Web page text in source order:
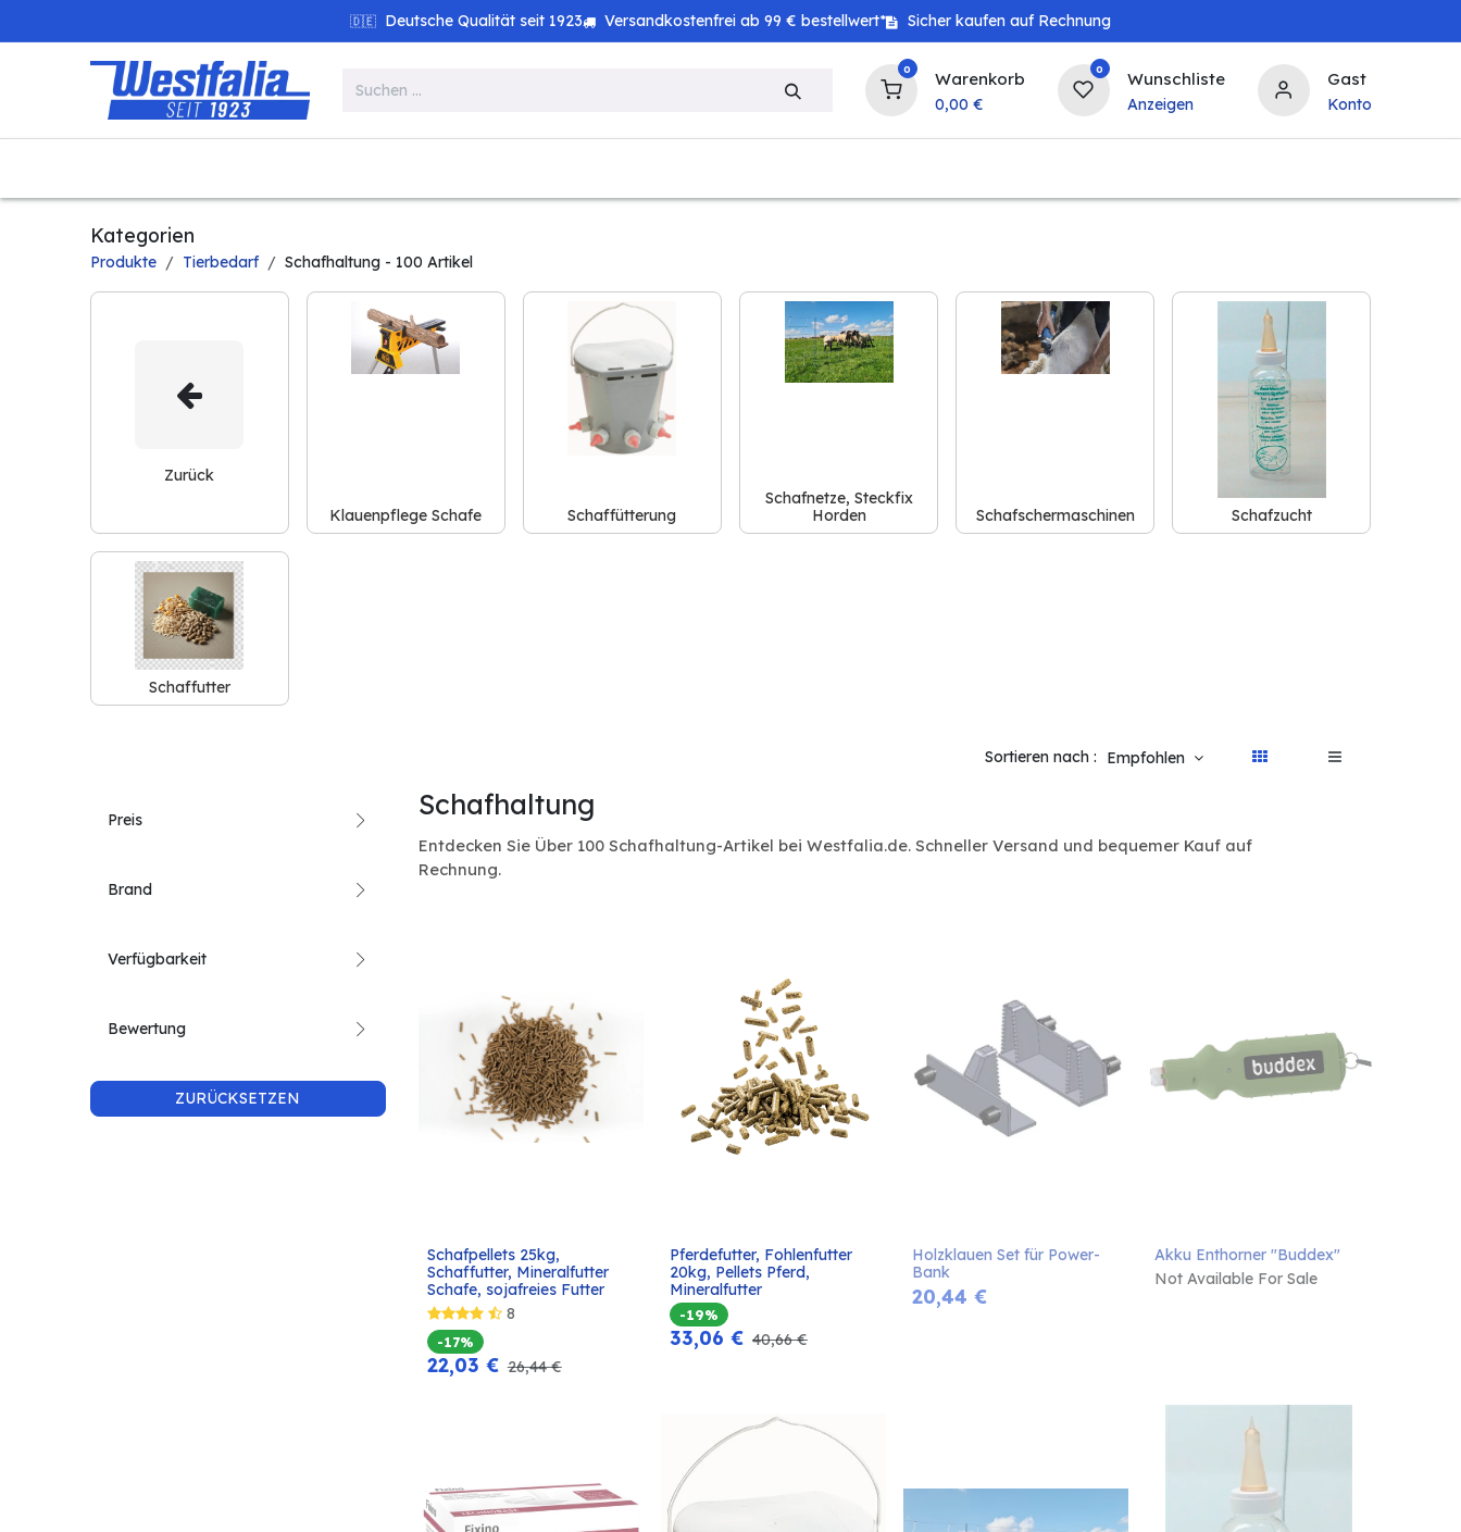
🇩🇪 Deutsche Qualität seit 1923 Versandkostenfrei ab 99 € bestellwert* Sicher kaufen auf Rechnung
0 Warenkorb
0,00 €
0 Wunschliste
Anzeigen
Gast
Konto
Kategorien
Produkte Tierbedarf Schafhaltung- 100 Artikel
Zurück
Klauenpflege Schafe Schaffütterung
Schafnetze, Steckfix
Horden
Schafschermaschinen Schafzucht
Schaffutter
Sortieren nach : Empfohlen
Preis
Brand
Verfügbarkeit
Bewertung
ZURÜCKSETZEN
Schafhaltung
Entdecken Sie Über 100 Schafhaltung-Artikel bei Westfalia.de. Schneller Versand und bequemer Kauf auf
Rechnung.
In den
Warenkorb
Schafpellets 25kg,
Schaffutter, Mineralfutter
Schafe, sojafreies Futter
8
-17%
22,03 € 26,44€
In den
Warenkorb
Pferdefutter, Fohlenfutter
20kg, Pellets Pferd,
Mineralfutter
-19%
33,06 € 40,66€
Holzklauen Set für Power-
Bank
20,44 €
Akku Enthorner "Buddex"
Not Available For Sale